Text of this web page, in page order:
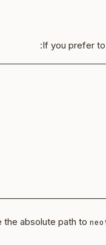
If you prefer
:
the absolute path to